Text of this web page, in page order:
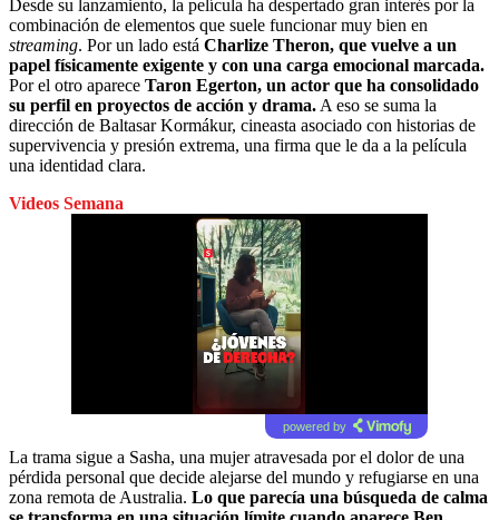
Desde su lanzamiento, la película ha despertado gran interés por la
combinación de elementos que suele funcionar muy bien en
streaming. Por un lado está Charlize Theron, que vuelve a un
papel físicamente exigente y con una carga emocional marcada.
Por el otro aparece Taron Egerton, un actor que ha consolidado
su perfil en proyectos de acción y drama. A eso se suma la
dirección de Baltasar Kormákur, cineasta asociado con historias de
supervivencia y presión extrema, una firma que le da a la película
una identidad clara.
Videos Semana
powered by
La trama sigue a Sasha, una mujer atravesada por el dolor de una
pérdida personal que decide alejarse del mundo y refugiarse en una
zona remota de Australia. Lo que parecía una búsqueda de calma